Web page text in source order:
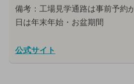
備考：工場見学通路は事前予約
日は年末年始・お盆期間
公式サイト